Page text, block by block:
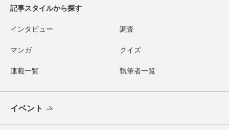
記事スタイルから探す
インタビュー 調査
マンガ クイズ
連載一覧 執筆者一覧
イベント